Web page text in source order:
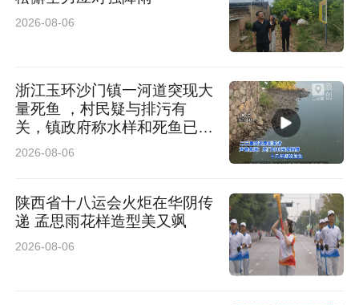
程，采用“田间课堂+车间实训”模式，累计培训
8000余人次，培育了一批懂技术、善经营的新型
果农和产业工人。同时，通过政策扶持吸引年轻
人返乡创业，发展电商、品牌营销、乡村旅游等
新业态，为产业可持续发展筑牢人才根基。
业链，从地方特产到国家农业文化遗产，府谷以
果为媒，在生态保护与乡村振兴的征程上，正书
写着生态美、产业兴、百姓富的崭新篇章。
2026-08-06
浙江玉环沙门镇一河道突现大
量死鱼 ，村民疑与排污有
关，镇政府称水样和死鱼已送
检
2026-08-06
陕西省十八运会火炬在华阴传
递 孟思雨花样造型美又飒
2026-08-06